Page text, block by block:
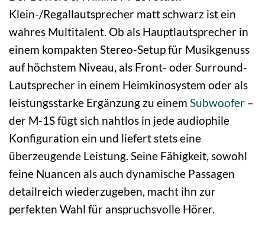
Klein-/Regallautsprecher matt schwarz ist ein
wahres Multitalent. Ob als Hauptlautsprecher in
einem kompakten Stereo-Setup für Musikgenuss
auf höchstem Niveau, als Front- oder Surround-
Lautsprecher in einem Heimkinosystem oder als
leistungsstarke Ergänzung zu einem Subwoofer –
der M-1S fügt sich nahtlos in jede audiophile
Konfiguration ein und liefert stets eine
überzeugende Leistung. Seine Fähigkeit, sowohl
feine Nuancen als auch dynamische Passagen
detailreich wiederzugeben, macht ihn zur
perfekten Wahl für anspruchsvolle Hörer.